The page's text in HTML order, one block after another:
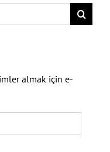
almak için e-